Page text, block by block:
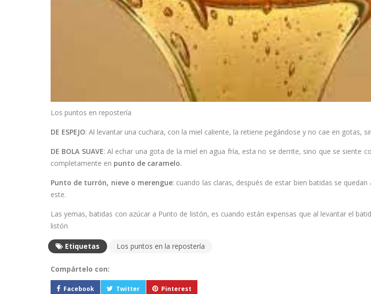
Los puntos en repostería
DE ESPEJO: Al levantar una cuchara, con la miel caliente, la retiene pegándose y no cae en gotas,
DE BOLA SUAVE: Al echar una gota de la miel en agua fría, esta no se derrite, sino que se siente
completamente en punto de caramelo.
Punto de turrón, nieve o merengue: cuando las claras, después de estar bien batidas se
este.
Las yemas, batidas con azúcar a Punto de listón, es cuando están expensas que al levantar el
listón
Etiquetas Los puntos en la repostería
Compártelo con:
Facebook Twitter Pinterest